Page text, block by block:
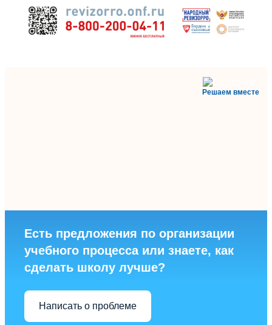
Решаем вместе
Есть предложения по организации
учебного процесса или знаете, как
сделать школу лучше?
Написать о проблеме